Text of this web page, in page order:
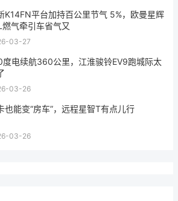
K14FN平台加持百公里节气 5%，欧曼星辉
燃气牵引车省气又
03-27
度电续航360公里，江淮骏铃EV9跑城际太
03-26
也能变“房车”，远程星智T有点儿行
03-26